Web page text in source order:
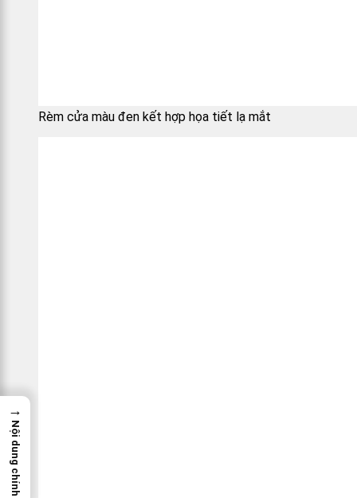
Rèm cửa màu đen kết hợp họa tiết lạ mắt
→
Nội dung chính